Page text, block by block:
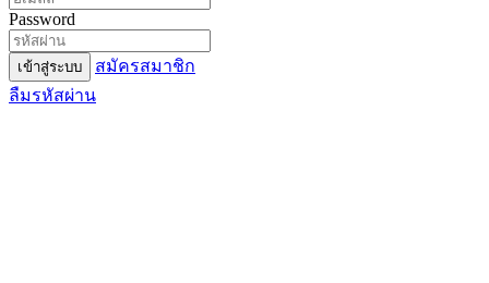
Password
เข้าสู่ระบบ
สมัครสมาชิก
ลืมรหัสผ่าน